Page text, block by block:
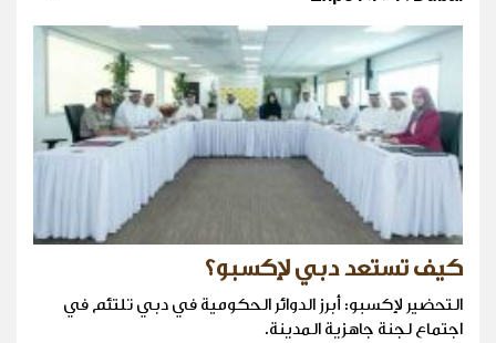
كيف تستعد دبي لإكسبو؟
التحضير لإكسبو: أبرز الدوائر الحكومية في دبي تلتئم في
اجتماع لجنة جاهزية المدينة.